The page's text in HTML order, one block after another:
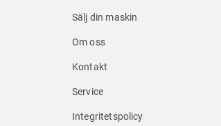
Sälj din maskin
Om oss
Kontakt
Service
Integritetspolicy